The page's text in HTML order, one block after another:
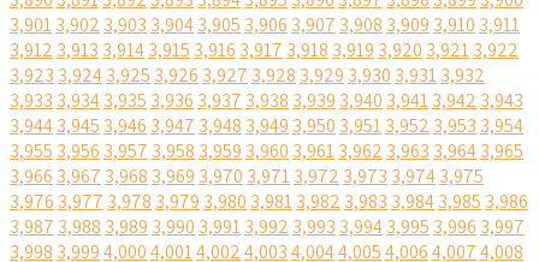
3,9013,902 3,903 3,9043,905 3,906 3,907 3,908 3,909 3,910 3,911
3,912 3,913 3,9143,915 3,916 3,917 3,918 3,919 3,920 3,9213,922
3,923 3,9243,925 3,926 3,927 3,928 3,929 3,930 3,9313,932
3,933 3,9343,935 3,936 3,937 3,938 3,939 3,940 3,9413,942 3,943
3,9443,945 3,946 3,947 3,948 3,949 3,950 3,9513,952 3,953 3,954
3,955 3,956 3,957 3,958 3,959 3,960 3,9613,962 3,963 3,9643,965
3,966 3,967 3,968 3,969 3,970 3,9713,972 3,973 3,9743,975
3,976 3,977 3,978 3,979 3,980 3,9813,982 3,983 3,9843,985 3,986
3,987 3,988 3,989 3,990 3,9913,992 3,993 3,9943,995 3,996 3,997
3,998 3,9994,0004,0014,0024,0034,0044,0054,0064,0074,008